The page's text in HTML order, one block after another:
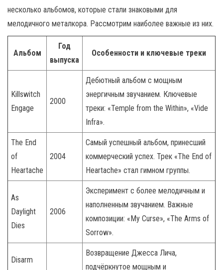
несколько альбомов, которые стали знаковыми для
мелодичного металкора. Рассмотрим наиболее важные из них.
Альбом
Год
выпуска
Особенности и ключевые треки
Killswitch
Engage
2000
Дебютный альбом с мощным
энергичным звучанием. Ключевые
треки: «Temple from the Within», «Vide
Infra».
The End
of
Heartache
2004
Самый успешный альбом, принесший
коммерческий успех. Трек «The End of
Heartache» стал гимном группы.
As
Daylight
Dies
2006
Эксперимент с более мелодичным и
наполненным звучанием. Важные
композиции: «My Curse», «The Arms of
Sorrow».
Disarm
Возвращение Джесса Лича,
подчёркнутое мощным и